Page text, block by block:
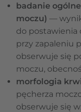
badanie
moczu) —
do postawienia
przy zapaleniu
obserwuje się
moczu,
morfologia
pęcherza
obserwuje się